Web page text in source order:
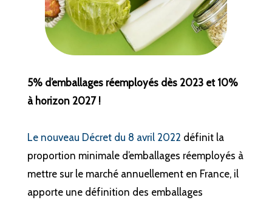
5% d’emballages réemployés dès 2023 et 10%
à horizon 2027 !
Le nouveau Décret du 8 avril 2022 définit la
proportion minimale d’emballages réemployés à
mettre sur le marché annuellement en France, il
apporte une définition des emballages